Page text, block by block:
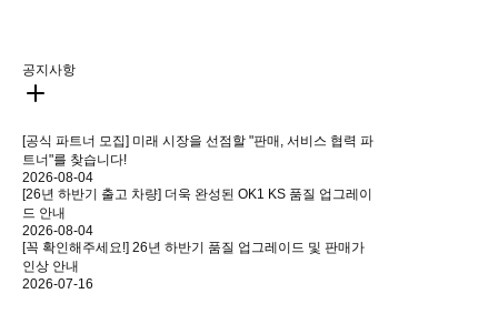
공지사항
[공식 파트너 모집] 미래 시장을 선점할 "판매, 서비스 협력 파
트너"를 찾습니다!
2026-08-04
[26년 하반기 출고 차량] 더욱 완성된 OK1 KS 품질 업그레이
드 안내
2026-08-04
[꼭 확인해주세요!] 26년 하반기 품질 업그레이드 및 판매가
인상 안내
2026-07-16